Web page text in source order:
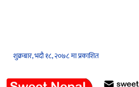
शुक्रबार, भदौ १८, २०७८ मा प्रकाशित